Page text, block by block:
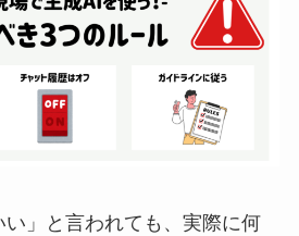
い」と言われても、実際に何